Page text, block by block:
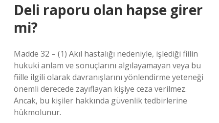
Deli raporu olan hapse girer
mi?
Madde 32 – (1) Akıl hastalığı nedeniyle, işlediği fiilin
hukuki anlam ve sonuçlarını algılayamayan veya bu
fiille ilgili olarak davranışlarını yönlendirme yeteneği
önemli derecede zayıflayan kişiye ceza verilmez.
Ancak, bu kişiler hakkında güvenlik tedbirlerine
hükmolunur.